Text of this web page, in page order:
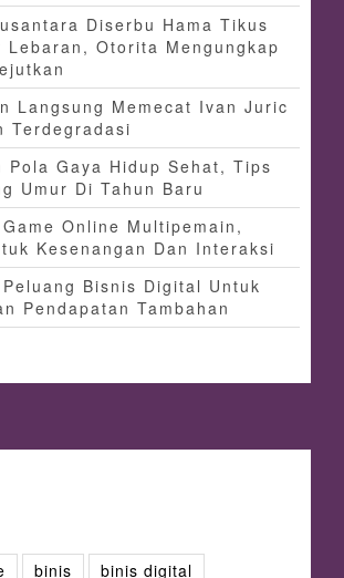
Diserbu Hama Tikus
Lebaran, Otorita Mengungkap
Langsung Memecat Ivan Juric
Terdegradasi
Pola Gaya Hidup Sehat, Tips
Umur Di Tahun Baru
Online Multipemain,
Kesenangan Dan Interaksi
Bisnis Digital Untuk
Pendapatan Tambahan
binis binis digital